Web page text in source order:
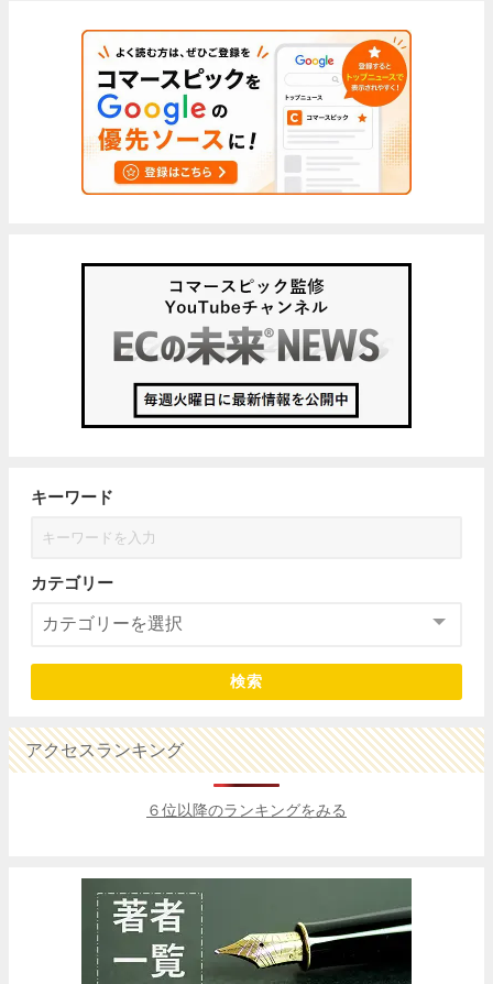
キーワード
カテゴリー
検索
アクセスランキング
６位以降のランキングをみる